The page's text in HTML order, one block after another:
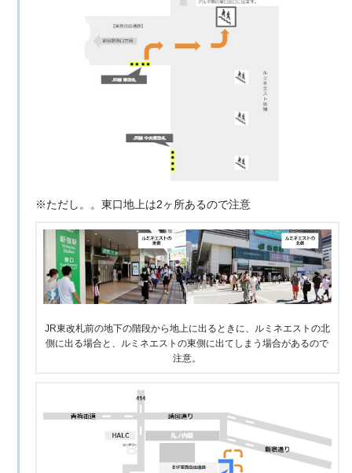
※ただし。。東口地上は2ヶ所あるので注意
JR東改札前の地下の階段から地上に出るときに、ルミネエストの北
側に出る場合と、ルミネエストの東側に出てしまう場合があるので
注意。